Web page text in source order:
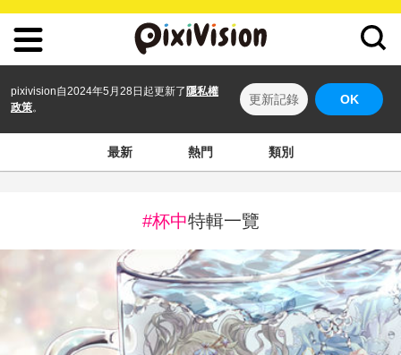
pixivision自2024年5月28日起更新了 隱私權
政策。
更新記錄 OK
最新 熱門 類別
#杯中特輯一覽